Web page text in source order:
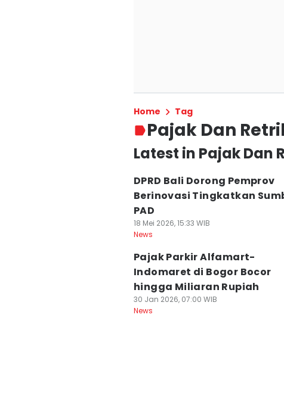
Home Tag
Pajak Dan
Latest in Pajak Dan
DPRD Bali Dorong Pemprov
Berinovasi Tingkatkan
PAD
18 Mei 2026, 15:33 WIB
News
Pajak Parkir Alfamart-
Indomaret di Bogor Bocor
hingga Miliaran Rupiah
30 Jan 2026, 07:00 WIB
News